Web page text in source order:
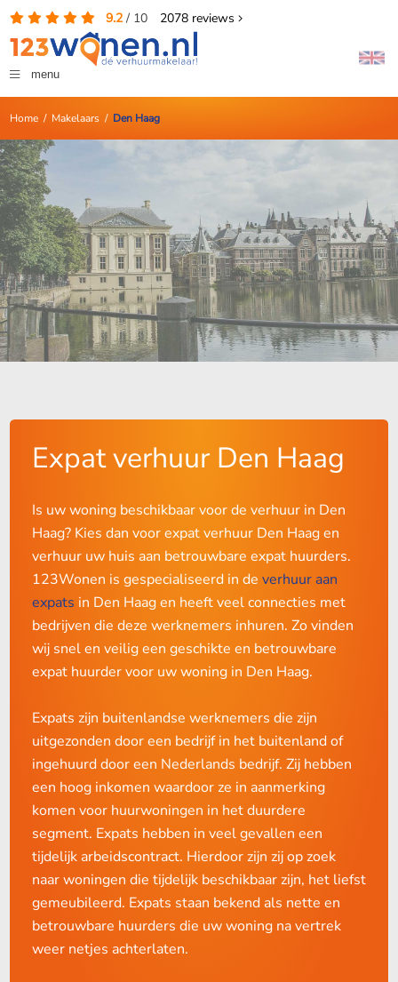
9.2/ 10 2078reviews
menu
Home/ Makelaars/ Den Haag
Expat verhuur Den Haag
Is uw woning beschikbaar voor de verhuur in Den
Haag? Kies dan voor expat verhuur Den Haag en
verhuur uw huis aan betrouwbare expat huurders.
123Wonen is gespecialiseerd in de verhuur aan
expats in Den Haag en heeft veel connecties met
bedrijven die deze werknemers inhuren. Zo vinden
wij snel en veilig een geschikte en betrouwbare
expat huurder voor uw woning in Den Haag.
Expats zijn buitenlandse werknemers die zijn
uitgezonden door een bedrijf in het buitenland of
ingehuurd door een Nederlands bedrijf. Zij hebben
een hoog inkomen waardoor ze in aanmerking
komen voor huurwoningen in het duurdere
segment. Expats hebben in veel gevallen een
tijdelijk arbeidscontract. Hierdoor zijn zij op zoek
naar woningen die tijdelijk beschikbaar zijn, het liefst
gemeubileerd. Expats staan bekend als nette en
betrouwbare huurders die uw woning na vertrek
weer netjes achterlaten.